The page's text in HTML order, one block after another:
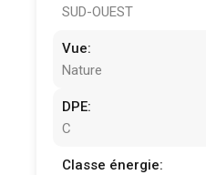
SUD-OUEST
Vue:
Nature
DPE:
C
Classe énergie: